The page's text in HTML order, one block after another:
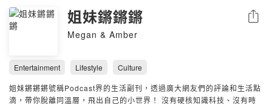
姐妹鏘鏘鏘
Megan & Amber
Share
Entertainment Lifestyle
Culture
姐妹鏘鏘鏘號稱Podcast界的生活副刊，透過廣大網友們的評論和生活點
滴，帶你脫離同溫層，飛出自己的小世界！ 沒有硬核知識科技、沒有時